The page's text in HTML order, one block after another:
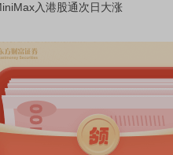
入港股通次日大涨